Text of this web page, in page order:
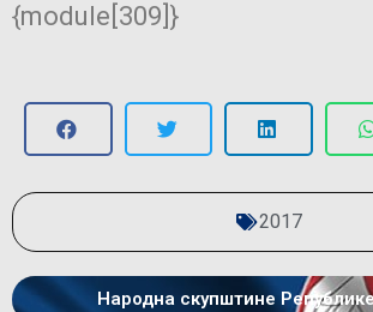
{module[309]}
2017
Народна скупштине